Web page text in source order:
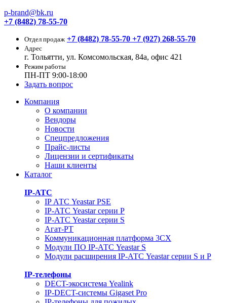
p-brand@bk.ru
+7 (8482) 78-55-70
Отдел продаж +7 (8482) 78-55-70 +7 (927) 268-55-70
Адрес
г. Тольятти, ул. Комсомольская, 84а, офис 421
Режим работы
ПН-ПТ 9:00-18:00
Задать вопрос
Компания
О компании
Вендоры
Новости
Спецпредложения
Прайс-листы
Лицензии и сертификаты
Наши клиенты
Каталог
IP-АТС
IP АТС Yeastar PSE
IP-АТС Yeastar серии P
IP-АТС Yeastar серии S
Агат-РТ
Коммуникационная платформа 3CX
Модули ПО IP-АТС Yeastar S
Модули расширения IP-АТС Yeastar серии S и P
IP-телефоны
DECT-экосистема Yealink
IP-DECT-системы Gigaset Pro